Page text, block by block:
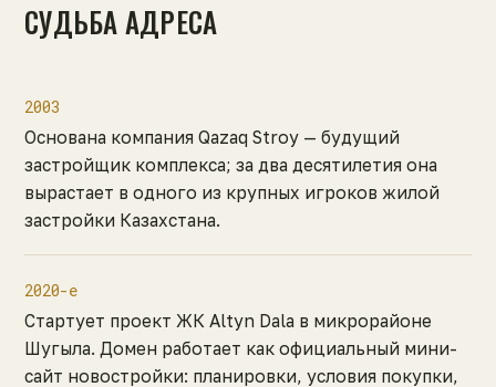
СУДЬБА АДРЕСА
2003
Основана компания Qazaq Stroy — будущий
застройщик комплекса; за два десятилетия она
вырастает в одного из крупных игроков жилой
застройки Казахстана.
2020-е
Стартует проект ЖК Altyn Dala в микрорайоне
Шугыла. Домен работает как официальный мини-
сайт новостройки: планировки, условия покупки,